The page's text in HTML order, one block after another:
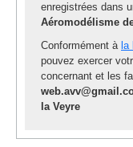
enregistrées dans
Aéromodélisme
Conformément à
pouvez exercer
concernant et les
la Veyre